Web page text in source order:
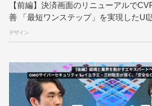
ブロックチェーン フロントエンド
ゆめみらいワーク
京大ミートアップ 京都大学
人工知能 人工知能学会 国際
国際標準化 多拠点開発
【前編】決済画面のリニューアルで
善 「最短ワンステップ」を実現したUI
デザイン